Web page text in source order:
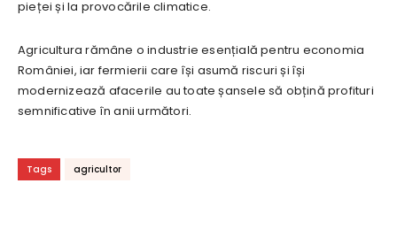
pieței și la provocările climatice.
Agricultura rămâne o industrie esențială pentru economia
României, iar fermierii care își asumă riscuri și își
modernizează afacerile au toate șansele să obțină profituri
semnificative în anii următori.
Tags agricultor